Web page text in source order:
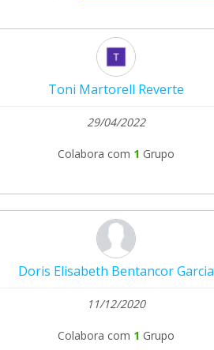
Toni Martorell Reverte
29/04/2022
Colabora com 1 Grupo
Doris Elisabeth Bentancor Garcia
11/12/2020
Colabora com 1 Grupo